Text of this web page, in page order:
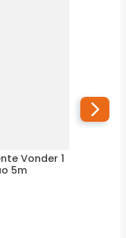
Vonder 1
5m